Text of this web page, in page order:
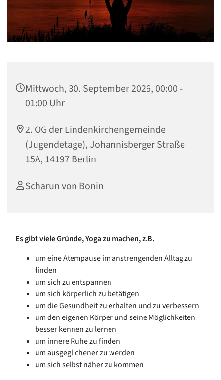
Mittwoch, 30. September 2026, 00:00 -
01:00 Uhr
2. OG der Lindenkirchengemeinde
(Jugendetage), Johannisberger Straße
15A, 14197 Berlin
Scharun von Bonin
Es gibt viele Gründe, Yoga zu machen, z.B.
um eine Atempause im anstrengenden Alltag zu
finden
um sich zu entspannen
um sich körperlich zu betätigen
um die Gesundheit zu erhalten und zu verbessern
um den eigenen Körper und seine Möglichkeiten
besser kennen zu lernen
um innere Ruhe zu finden
um ausgeglichener zu werden
um sich selbst näher zu kommen